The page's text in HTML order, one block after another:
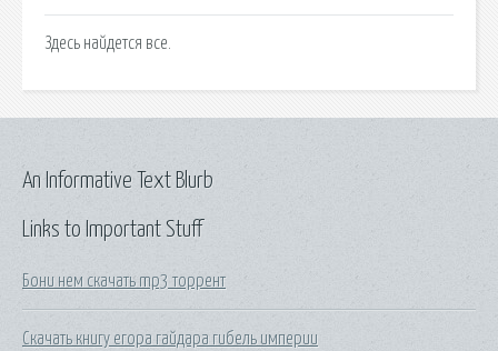
Здесь найдется все.
Links to Important Stuff
Бони нем скачать mp3 торрент
Скачать книгу егора гайдара гибель империи
An Informative Text Blurb